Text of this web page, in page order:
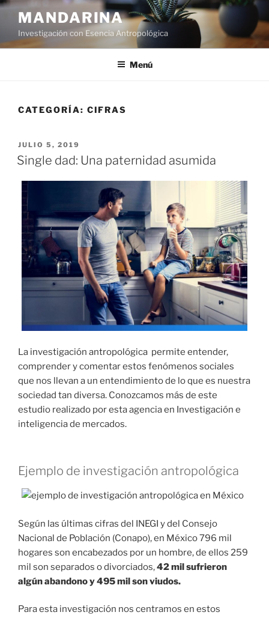
Ir
contenido
MANDARINA
Investigación con Esencia Antropológica
Menú
CATEGORÍA: CIFRAS
PUBLICADO
EN
JULIO 5, 2019
Single dad: Una paternidad asumida
La investigación antropológica permite entender,
comprender y comentar estos fenómenos sociales
que nos llevan a un entendimiento de lo que es nuestra
sociedad tan diversa. Conozcamos más de este
estudio realizado por esta agencia en Investigación e
inteligencia de mercados.
Ejemplo de investigación antropológica
Según las últimas cifras del INEGI y del Consejo
Nacional de Población (Conapo), en México 796 mil
hogares son encabezados por un hombre, de ellos 259
mil son separados o divorciados,42 mil sufrieron
algún abandono y 495 mil son viudos.
Para esta investigación nos centramos en estos